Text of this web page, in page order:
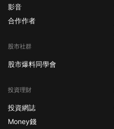
影音
合作作者
股市社群
股市爆料同學會
投資理財
投資網誌
Money錢